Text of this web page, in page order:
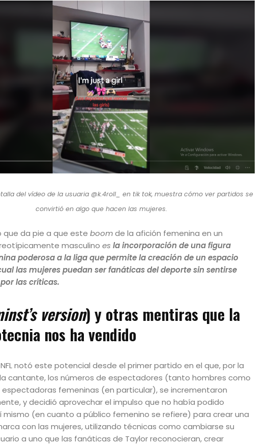
del vídeo de la usuaria @k.4roll_ en tik tok, muestra cómo ver partidos se
convirtió en algo que hacen las mujeres.
que da pie a que este boomde la afición femenina en un
masculino es la incorporación de una figura
poderosa a la liga que permite la creación de un espacio
las mujeres puedan ser fanáticas del deporte sin sentirse
las críticas.
version) y otras mentiras que la
nos ha vendido
notó este potencial desde el primer partido en el que, por la
cantante, los números de espectadores (tanto hombres como
femeninas (en particular), se incrementaron
y decidió aprovechar el impulso que no había podido
mismo (en cuanto a público femenino se refiere) para crear una
con las mujeres, utilizando técnicas como cambiarse su
a uno que las fanáticas de Taylor reconocieran, crear